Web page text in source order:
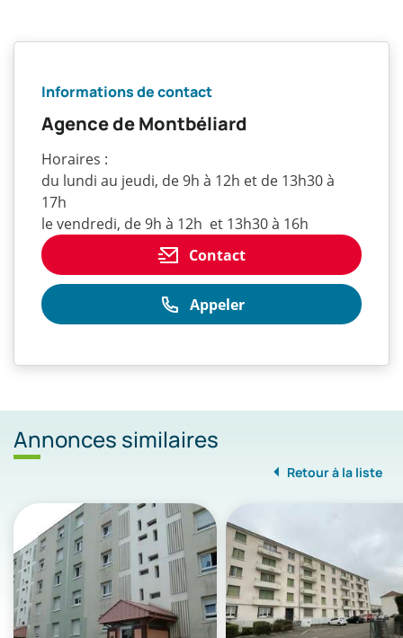
Habitat
Informations de contact
Agence de Montbéliard
Horaires :
du lundi au jeudi, de 9h à 12h et de 13h30 à
17h
le vendredi, de 9h à 12h et 13h30 à 16h
Contact
Appeler
Annonces similaires
Retour à la liste